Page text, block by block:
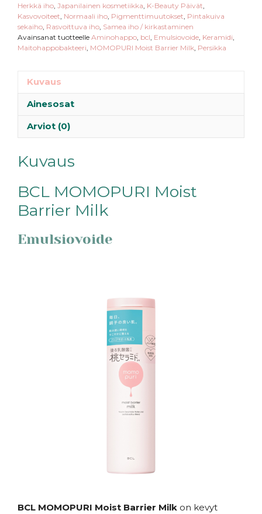
Herkkä iho Japanilainen kosmetiikka K-Beauty Päivät
Kasvovoiteet Normaali iho Pigmenttimuutokset Pintakuiva
sekaiho Rasvoittuva iho Samea iho / kirkastaminen
Avainsanat tuotteelle Aminohappo bcl Emulsiovoide Keramidi
Maitohappobakteeri MOMOPURI Moist Barrier Milk Persikka
Kuvaus
Ainesosat
Arviot (0)
Kuvaus
BCL MOMOPURI Moist
Barrier Milk
Emulsiovoide
BCL MOMOPURI Moist Barrier Milk on kevyt